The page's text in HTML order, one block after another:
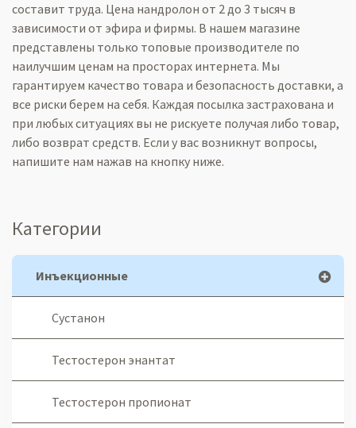
составит труда. Цена нандролон от 2 до 3 тысяч в
зависимости от эфира и фирмы. В нашем магазине
представлены только топовые производителе по
наилучшим ценам на просторах интернета. Мы
гарантируем качество товара и безопасность доставки, а
все риски берем на себя. Каждая посылка застрахована и
при любых ситуациях вы не рискуете получая либо товар,
либо возврат средств. Если у вас возникнут вопросы,
напишите нам нажав на кнопку ниже.
Категории
Инъекционные
Сустанон
Тестостерон энантат
Тестостерон пропионат